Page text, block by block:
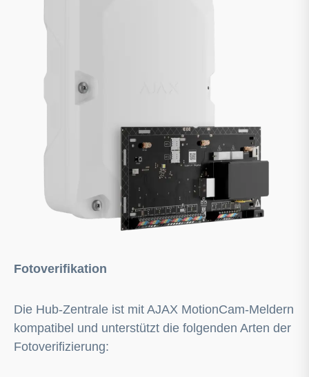
Fotoverifikation
Die Hub-Zentrale ist mit AJAX MotionCam-Meldern
kompatibel und unterstützt die folgenden Arten der
Fotoverifizierung: